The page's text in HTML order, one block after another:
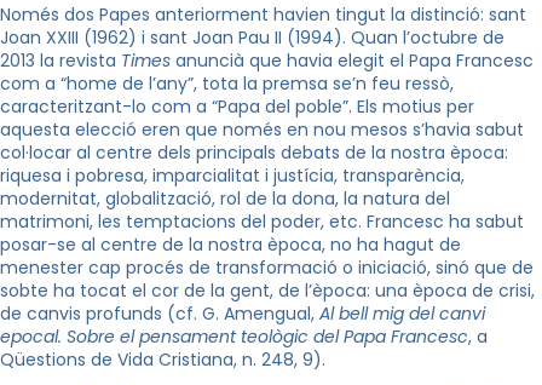
Només dos Papes anteriorment havien tingut la distinció: sant
Joan XXIII (1962) i sant Joan Pau II (1994). Quan l’octubre de
2013 la revista Times anuncià que havia elegit el Papa Francesc
com a “home de l’any”, tota la premsa se’n feu ressò,
caracteritzant-lo com a “Papa del poble”. Els motius per
aquesta elecció eren que només en nou mesos s’havia sabut
col·locar al centre dels principals debats de la nostra època:
riquesa i pobresa, imparcialitat i justícia, transparència,
modernitat, globalització, rol de la dona, la natura del
matrimoni, les temptacions del poder, etc. Francesc ha sabut
posar-se al centre de la nostra època, no ha hagut de
menester cap procés de transformació o iniciació, sinó que de
sobte ha tocat el cor de la gent, de l’època: una època de crisi,
de canvis profunds (cf. G. Amengual, Al bell mig del canvi
epocal. Sobre el pensament teològic del Papa Francesc, a
Qüestions de Vida Cristiana, n. 248, 9).